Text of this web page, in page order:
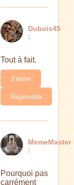
Dubois45
:
Tout à fait.
J'aime
Répondre
MemeMaster
:
Pourquoi pas
carrément